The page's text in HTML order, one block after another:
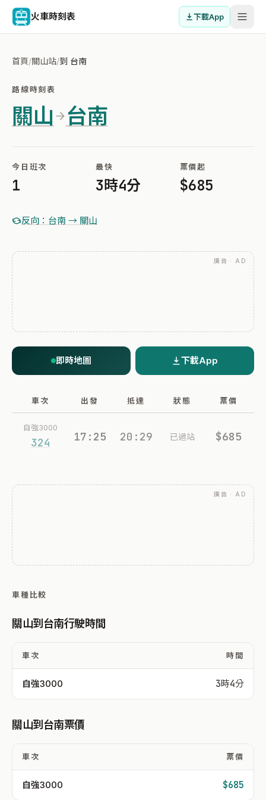
火車時刻表 下載App
首頁/關山站/到 台南
路線時刻表
關山 台南
今日班次
1
最快
3時4分
票價起
$685
反向：台南 → 關山
廣告 · AD
即時地圖 下載App
車次 出發 抵達 狀態 票價
自強3000
324 17:25 20:29 已過站 $685
廣告 · AD
車種比較
關山到台南行駛時間
車次 時間
自強3000 3時4分
關山到台南票價
車次 票價
自強3000 $685